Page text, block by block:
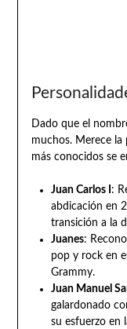
Dado que el
muchos. Merece la
más conocidos se
Juan Carlos I :
abdicación en
transición a la
Juanes:
pop y rock en
Grammy.
Juan Manuel
galardonado
su esfuerzo en